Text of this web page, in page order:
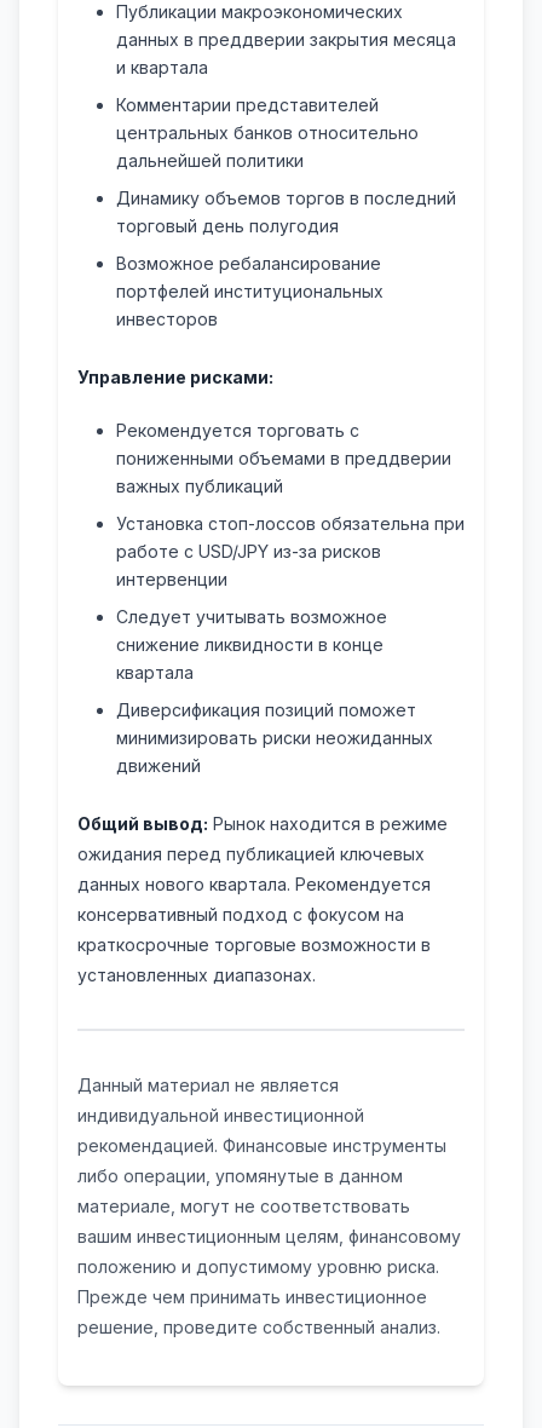
Публикации макроэкономических
данных в преддверии закрытия месяца
и квартала
Комментарии представителей
центральных банков относительно
дальнейшей политики
Динамику объемов торгов в последний
торговый день полугодия
Возможное ребалансирование
портфелей институциональных
инвесторов
Управление рисками:
Рекомендуется торговать с
пониженными объемами в преддверии
важных публикаций
Установка стоп-лоссов обязательна при
работе с USD/JPY из-за рисков
интервенции
Следует учитывать возможное
снижение ликвидности в конце
квартала
Диверсификация позиций поможет
минимизировать риски неожиданных
движений
Общий вывод: Рынок находится в режиме
ожидания перед публикацией ключевых
данных нового квартала. Рекомендуется
консервативный подход с фокусом на
краткосрочные торговые возможности в
установленных диапазонах.
Данный материал не является
индивидуальной инвестиционной
рекомендацией. Финансовые инструменты
либо операции, упомянутые в данном
материале, могут не соответствовать
вашим инвестиционным целям, финансовому
положению и допустимому уровню риска.
Прежде чем принимать инвестиционное
решение, проведите собственный анализ.